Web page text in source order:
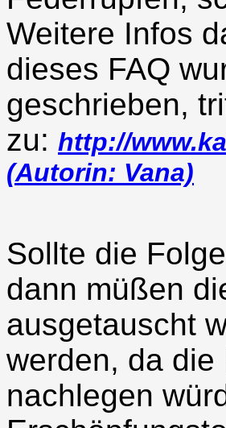
Weitere Infos
dieses FAQ
geschrieben,
zu: http://
(Autorin: Vana)
Sollte die
dann müßen
ausgetauscht
werden, da die
nachlegen